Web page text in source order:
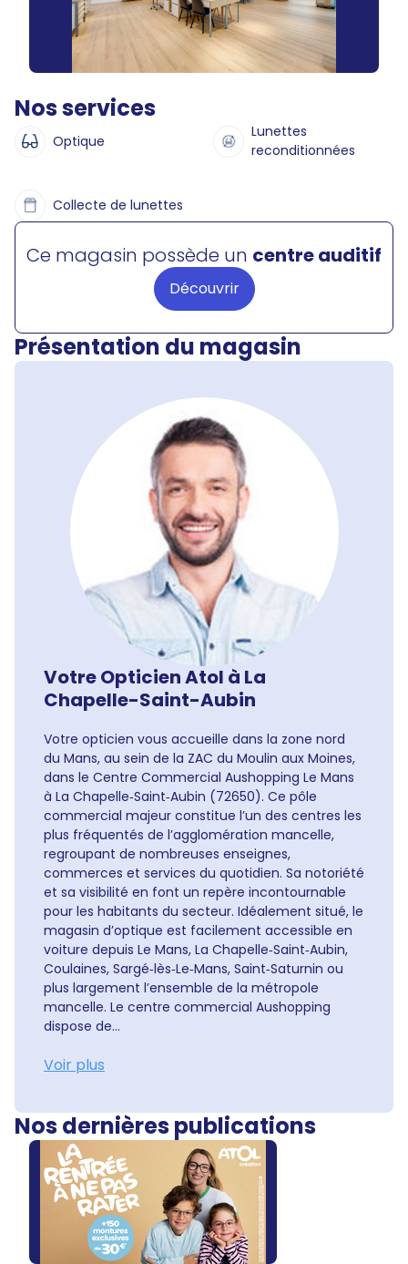
Nos services
Optique
Lunettes
reconditionnées
Collecte de lunettes
Ce magasin possède un centre auditif
Découvrir
Présentation du magasin
Votre Opticien Atol à La
Chapelle-Saint-Aubin
Votre opticien vous accueille dans la zone nord
du Mans, au sein de la ZAC du Moulin aux Moines,
dans le Centre Commercial Aushopping Le Mans
à La Chapelle‑Saint‑Aubin (72650). Ce pôle
commercial majeur constitue l’un des centres les
plus fréquentés de l’agglomération mancelle,
regroupant de nombreuses enseignes,
commerces et services du quotidien. Sa notoriété
et sa visibilité en font un repère incontournable
pour les habitants du secteur. Idéalement situé, le
magasin d’optique est facilement accessible en
voiture depuis Le Mans, La Chapelle‑Saint‑Aubin,
Coulaines, Sargé‑lès‑Le‑Mans, Saint‑Saturnin ou
plus largement l’ensemble de la métropole
mancelle. Le centre commercial Aushopping
dispose de...
Voir plus
Nos dernières publications